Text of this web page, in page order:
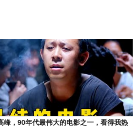
峰，90年代最伟大的电影之一，看得我热